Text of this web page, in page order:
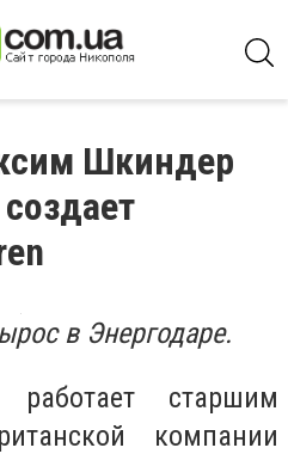
Шкиндер
в Энергодаре.
старшим
компании